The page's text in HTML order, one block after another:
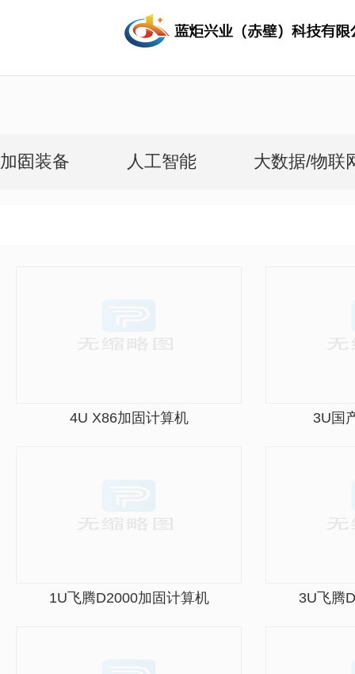
加固装备 人工智能 大数据/物联
4U X86加固计算机 3U国
1U飞腾D2000加固计算机 3U飞腾